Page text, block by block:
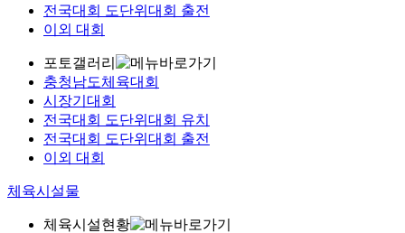
전국대회 도단위대회 출전
이외 대회
포토갤러리
충청남도체육대회
시장기대회
전국대회 도단위대회 유치
전국대회 도단위대회 출전
이외 대회
체육시설물
체육시설현황